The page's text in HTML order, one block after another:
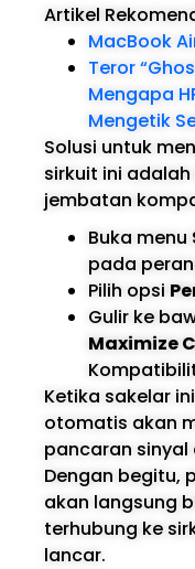
Artikel
MacBook
Teror
Mengapa
Mengetik
Solusi untuk
sirkuit ini
jembatan
Buka menu
pada
Pilih opsi
Gulir ke
Maximize
Ketika sakelar
otomatis akan
pancaran sinyal
Dengan begitu,
akan langsung
terhubung ke
lancar.